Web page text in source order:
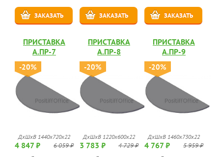
ЗАКАЗАТЬ ЗАКАЗАТЬ ЗАКАЗАТЬ
ПРИСТАВКА
А.ПР-7
-20%
ДхШхВ 1440х720х22
4 847 ₽ 6 059 ₽
ПРИСТАВКА
А.ПР-8
-20%
ДхШхВ 1220х600х22
3 783 ₽ 4 729 ₽
ПРИСТАВКА
А.ПР-9
-20%
ДхШхВ 1460х730х22
4 767 ₽ 5 959 ₽